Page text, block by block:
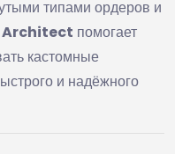
типами ордеров и
Architect помогает
кастомные
и надёжного